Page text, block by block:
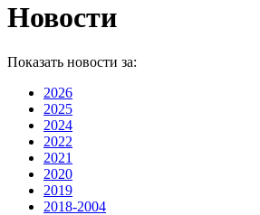
Новости
Показать новости за:
2026
2025
2024
2022
2021
2020
2019
2018-2004